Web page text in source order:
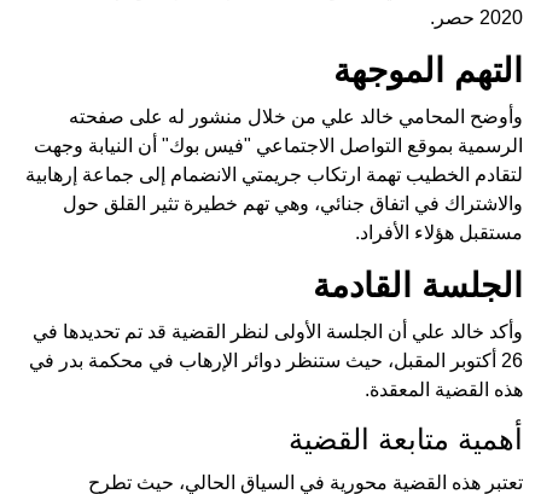
2020 حصر.
التهم الموجهة
وأوضح المحامي خالد علي من خلال منشور له على صفحته
الرسمية بموقع التواصل الاجتماعي "فيس بوك" أن النيابة وجهت
لتقادم الخطيب تهمة ارتكاب جريمتي الانضمام إلى جماعة إرهابية
والاشتراك في اتفاق جنائي، وهي تهم خطيرة تثير القلق حول
مستقبل هؤلاء الأفراد.
الجلسة القادمة
وأكد خالد علي أن الجلسة الأولى لنظر القضية قد تم تحديدها في
26 أكتوبر المقبل، حيث ستنظر دوائر الإرهاب في محكمة بدر في
هذه القضية المعقدة.
أهمية متابعة القضية
تعتبر هذه القضية محورية في السياق الحالي، حيث تطرح